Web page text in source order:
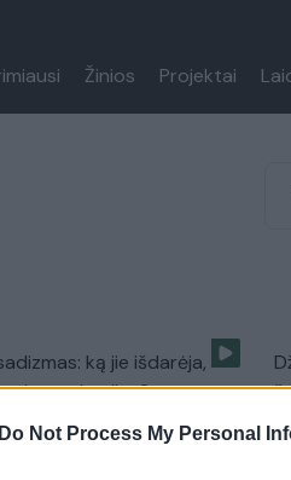
Do Not Process My Personal
Žinios Projektai
ką jie išdarėja,
teritorijas?
Pasaulis